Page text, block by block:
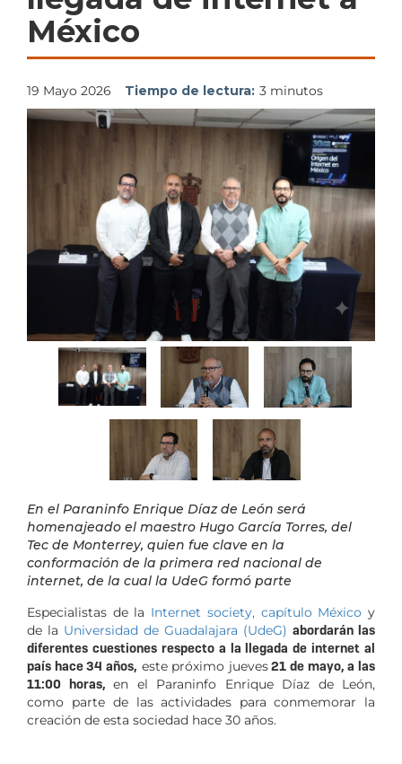
México
19 Mayo 2026 Tiempo de lectura: 3 minutos
En el Paraninfo Enrique Díaz de León será
homenajeado el maestro Hugo García Torres, del
Tec de Monterrey, quien fue clave en la
conformación de la primera red nacional de
internet, de la cual la UdeG formó parte
Especialistas de la Internet society, capítulo Méxicoy
de la Universidad de Guadalajara (UdeG) abordarán las
diferentes cuestiones respecto a la llegada de internet al
país hace 34 años, este próximo jueves21 de mayo, a las
11:00 horas, en el Paraninfo Enrique Díaz de León,
como parte de las actividades para conmemorar la
creación de esta sociedad hace 30 años.